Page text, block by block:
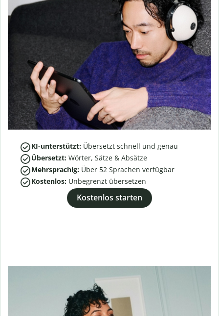
KI-unterstützt: Übersetzt schnell und genau
Übersetzt: Wörter, Sätze & Absätze
Mehrsprachig: Über 52 Sprachen verfügbar
Kostenlos: Unbegrenzt übersetzen
Kostenlos starten